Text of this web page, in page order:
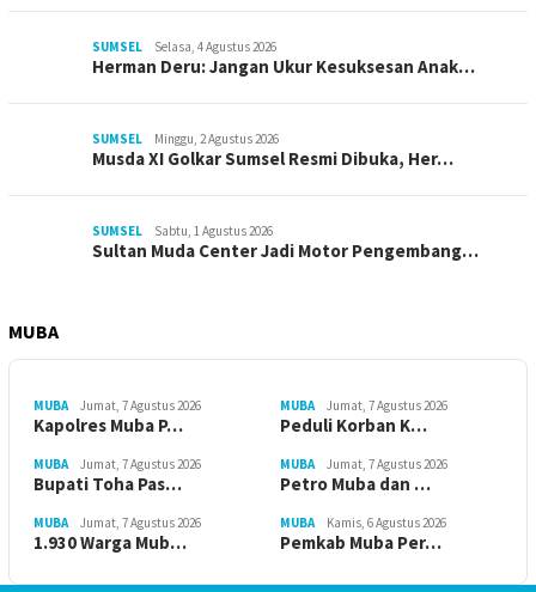
SUMSEL Selasa, 4 Agustus 2026
Herman Deru: Jangan Ukur Kesuksesan Anak…
SUMSEL Minggu, 2 Agustus 2026
Musda XI Golkar Sumsel Resmi Dibuka, Her…
SUMSEL Sabtu, 1 Agustus 2026
Sultan Muda Center Jadi Motor Pengembang…
MUBA
MUBA Jumat, 7 Agustus 2026
Kapolres Muba P…
MUBA Jumat, 7 Agustus 2026
Peduli Korban K…
MUBA Jumat, 7 Agustus 2026
Bupati Toha Pas…
MUBA Jumat, 7 Agustus 2026
Petro Muba dan …
MUBA Jumat, 7 Agustus 2026
1.930 Warga Mub…
MUBA Kamis, 6 Agustus 2026
Pemkab Muba Per…